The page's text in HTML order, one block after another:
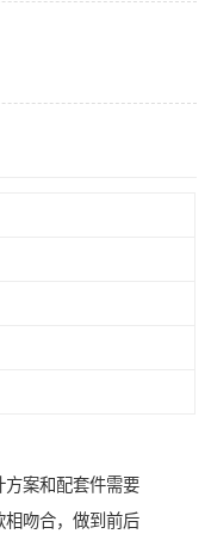
方案和配套件需要
相吻合，做到前后